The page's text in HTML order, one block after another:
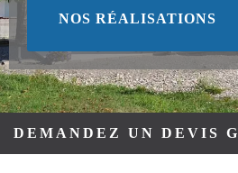
NOS RÉALISATIONS
DEMANDEZ UN DEVIS